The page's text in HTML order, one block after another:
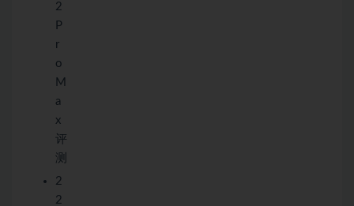
2
P
r
o
M
a
x
评
测
2
2